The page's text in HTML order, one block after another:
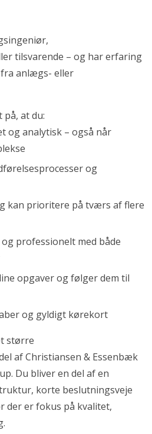
tilsvarende – og har erfaring
anlægs- eller
at du:
og analytisk – også når
og
kan prioritere på tværs af flere
professionelt med både
opgaver og følger dem til
og gyldigt kørekort
større
af Christiansen & Essenbæk
Du bliver en del af en
korte beslutningsveje
der er fokus på kvalitet,